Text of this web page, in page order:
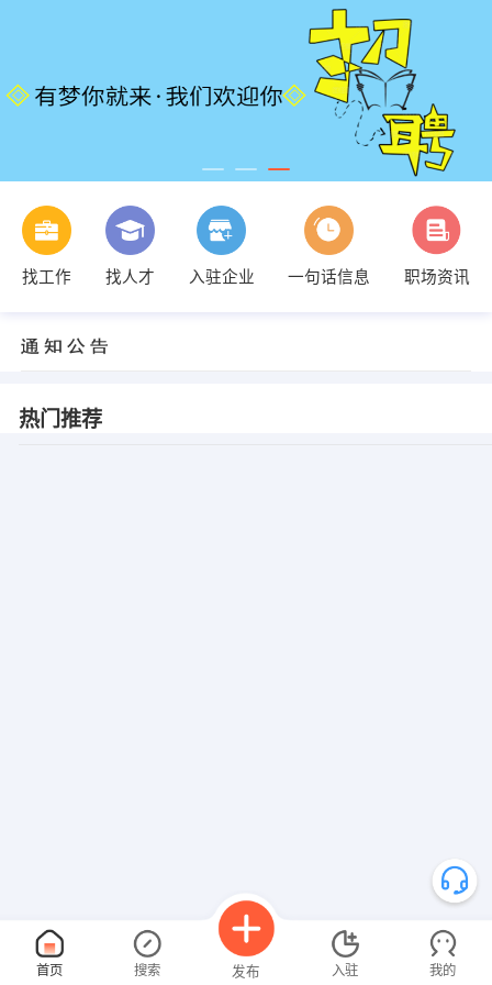
找工作 找人才 入驻企业 一句话信息 职场资讯
热门推荐
首页 搜索 发布 入驻 我的